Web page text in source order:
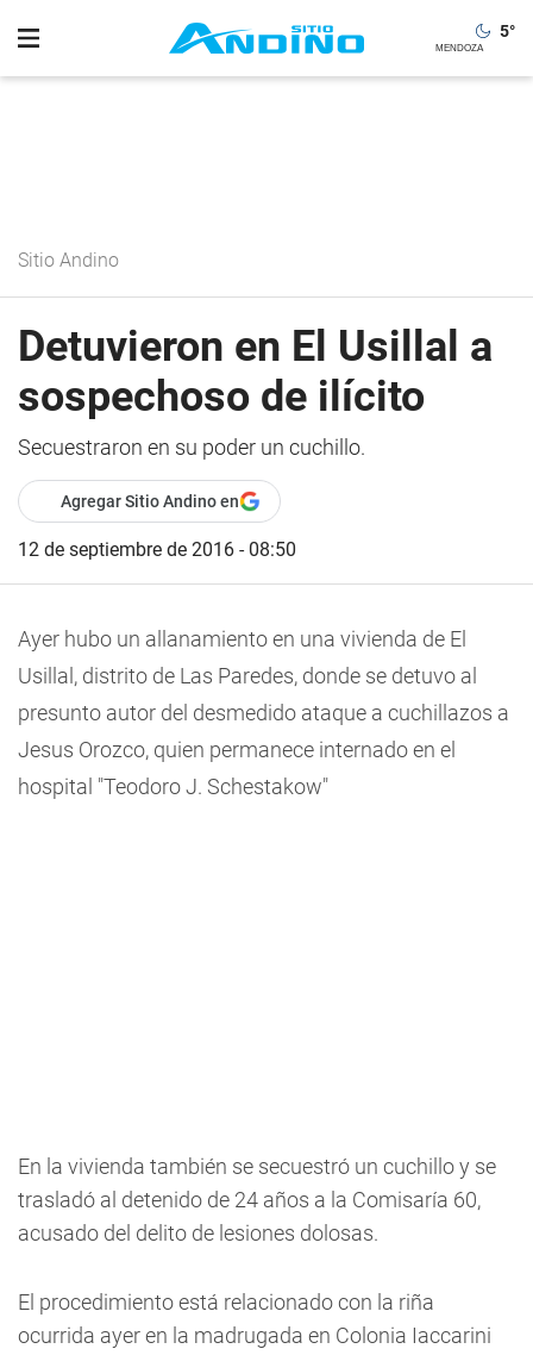
5°
Sitio Andino
Detuvieron en El Usillal a
sospechoso de ilícito
Secuestraron en su poder un cuchillo.
Agregar Sitio Andino en
12 de septiembre de 2016 - 08:50
Ayer hubo un allanamiento en una vivienda de El
Usillal, distrito de Las Paredes, donde se detuvo al
presunto autor del desmedido ataque a cuchillazos a
Jesus Orozco, quien permanece internado en el
hospital "Teodoro J. Schestakow"
En la vivienda también se secuestró un cuchillo y se
trasladó al detenido de 24 años a la Comisaría 60,
acusado del delito de lesiones dolosas.
El procedimiento está relacionado con la riña
ocurrida ayer en la madrugada en Colonia Iaccarini